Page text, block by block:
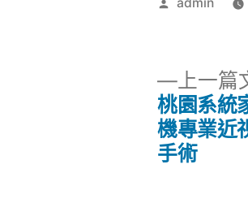
上一篇
桃園系統
機專業近
手術